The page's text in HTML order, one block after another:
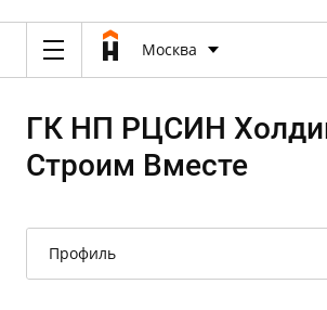
Москва
ГК НП РЦСИН
Строим Вместе
Профиль